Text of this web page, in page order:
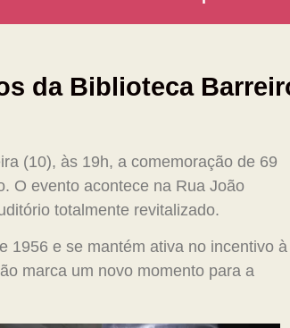
da Biblioteca
(10), às 19h, a comemoração de 69
O evento acontece na Rua João
totalmente revitalizado.
1956 e se mantém ativa no incentivo à
marca um novo momento para a